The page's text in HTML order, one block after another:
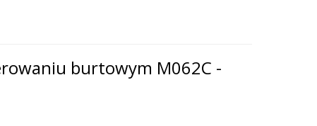
burtowym M062C -